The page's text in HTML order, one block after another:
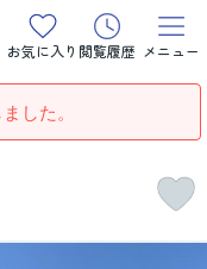
お気に入り 閲覧履歴 メニュー
した。